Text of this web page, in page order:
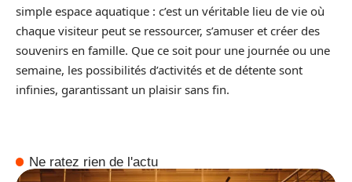
simple espace aquatique : c’est un véritable lieu de vie où
chaque visiteur peut se ressourcer, s’amuser et créer des
souvenirs en famille. Que ce soit pour une journée ou une
semaine, les possibilités d’activités et de détente sont
infinies, garantissant un plaisir sans fin.
Ne ratez rien de l'actu